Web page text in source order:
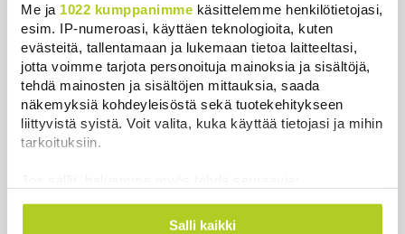
Me ja 1022 kumppanimme käsittelemme henkilötietojasi,
esim. IP-numeroasi, käyttäen teknologioita, kuten
evästeitä, tallentamaan ja lukemaan tietoa laitteeltasi,
jotta voimme tarjota personoituja mainoksia ja sisältöjä,
tehdä mainosten ja sisältöjen mittauksia, saada
näkemyksiä kohdeyleisöstä sekä tuotekehitykseen
liittyvistä syistä. Voit valita, kuka käyttää tietojasi ja mihin
tarkoituksiin.
Kerätä tietoja maantieteellisestä sijainnistasi,
mahdollisesti muutaman metrin tarkkuudella
Salli kaikki
Uutiset
Uusimmat